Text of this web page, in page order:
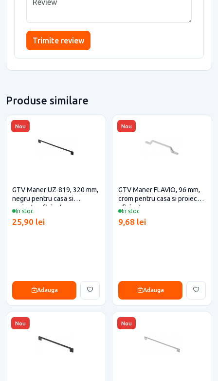
Trimite review
Produse similare
Nou
In stoc
GTV Maner UZ-819, 320 mm,
negru pentru casa si
proiecte eficiente
25,90 lei
Adauga
Nou
In stoc
GTV Maner FLAVIO, 96 mm,
crom pentru casa si proiecte
eficiente
9,68 lei
Adauga
Nou Nou